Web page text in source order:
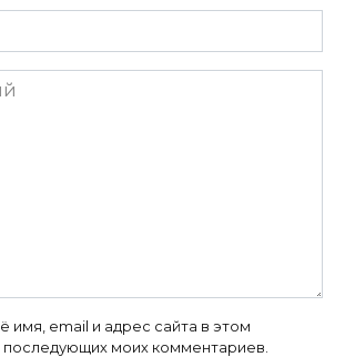
имя, email и адрес сайта в этом
последующих моих комментариев.